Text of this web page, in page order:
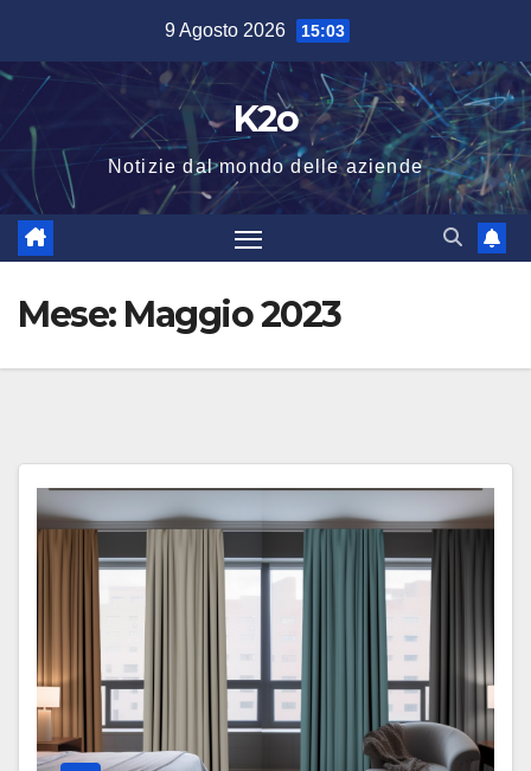
contenuto
9 Agosto 2026 15:03
K2o
Notizie dal mondo delle aziende
Mese: Maggio 2023